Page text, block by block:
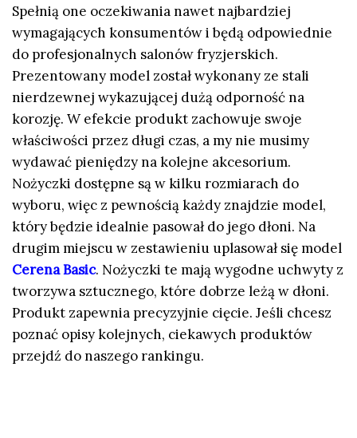
Spełnią one oczekiwania nawet najbardziej
wymagających konsumentów i będą odpowiednie
do profesjonalnych salonów fryzjerskich.
Prezentowany model został wykonany ze stali
nierdzewnej wykazującej dużą odporność na
korozję. W efekcie produkt zachowuje swoje
właściwości przez długi czas, a my nie musimy
wydawać pieniędzy na kolejne akcesorium.
Nożyczki dostępne są w kilku rozmiarach do
wyboru, więc z pewnością każdy znajdzie model,
który będzie idealnie pasował do jego dłoni. Na
drugim miejscu w zestawieniu uplasował się model
Cerena Basic. Nożyczki te mają wygodne uchwyty z
tworzywa sztucznego, które dobrze leżą w dłoni.
Produkt zapewnia precyzyjnie cięcie. Jeśli chcesz
poznać opisy kolejnych, ciekawych produktów
przejdź do naszego rankingu.